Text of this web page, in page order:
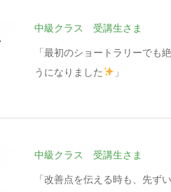
中級クラス 受講生さま
「最初のショートラリーでも
うになりました
」
中級クラス 受講生さま
「改善点を伝える時も、先ず